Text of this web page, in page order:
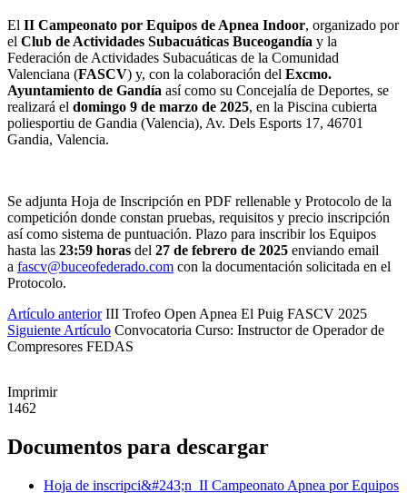
El II Campeonato por Equipos de Apnea Indoor, organizado por
el Club de Actividades Subacuáticas Buceogandía y la
Federación de Actividades Subacuáticas de la Comunidad
Valenciana (FASCV) y, con la colaboración del Excmo.
Ayuntamiento de Gandía así como su Concejalía de Deportes, se
realizará el domingo 9 de marzo de 2025, en la Piscina cubierta
poliesportiu de Gandia (Valencia), Av. Dels Esports 17, 46701
Gandia, Valencia.
Se adjunta Hoja de Inscripción en PDF rellenable y Protocolo de la
competición donde constan pruebas, requisitos y precio inscripción
así como sistema de puntuación. Plazo para inscribir los Equipos
hasta las 23:59 horas del 27 de febrero de 2025 enviando email
a fascv@buceofederado.com con la documentación solicitada en el
Protocolo.
Artículo anterior III Trofeo Open Apnea El Puig FASCV 2025
Siguiente Artículo Convocatoria Curso: Instructor de Operador de
Compresores FEDAS
Imprimir
1462
Documentos para descargar
Hoja de inscripci&#243;n_II Campeonato Apnea por Equipos